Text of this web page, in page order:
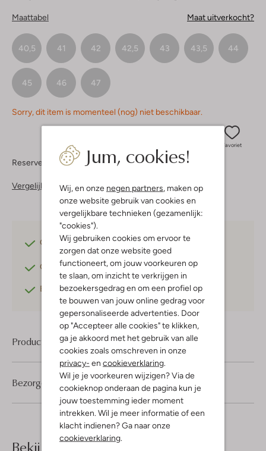
Jum, cookies!
Wij, en onze negen partners , maken op
onze website gebruik van cookies en
vergelijkbare technieken (gezamenlijk:
"cookies").
Wij gebruiken cookies om ervoor te
zorgen dat onze website goed
functioneert, om jouw voorkeuren op
te slaan, om inzicht te verkrijgen in
bezoekersgedrag en om een profiel op
te bouwen van jouw online gedrag voor
gepersonaliseerde advertenties. Door
op "Accepteer alle cookies" te klikken,
ga je akkoord met het gebruik van alle
cookies zoals omschreven in onze
privacy- en cookieverklaring
Wil je je voorkeuren wijzigen? Via de
cookieknop onderaan de pagina kun je
jouw toestemming ieder moment
intrekken. Wil je meer informatie of een
klacht indienen? Ga naar onze
cookieverklaring
Maattabel Maat uitverkocht?
40,5 41 42 42,5 43 43,5 44
45 46 47
Sorry, dit item is momenteel (nog) niet beschikbaar.
Favoriet
Reserveer direct in een van onze 37 boutiques
Vergelijkbare items
Gratis verzendingvanaf €75,-
Gratis retournerenbinnen 30 dagen*
Betaal achterafmet Klarna
Product informatie
Bezorgen & retourneren
Bekijk meer